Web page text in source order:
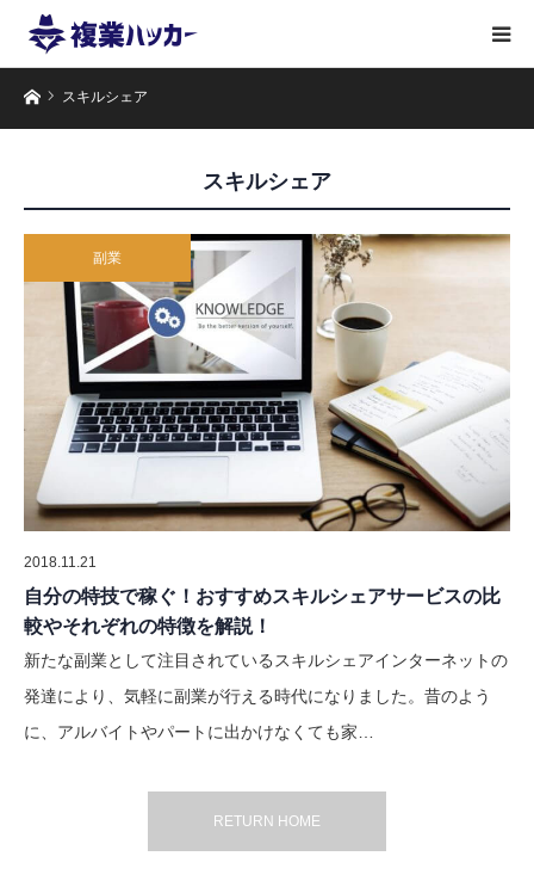
ホームスキルシェア
スキルシェア
副業
2018.11.21
自分の特技で稼ぐ！おすすめスキルシェアサービスの比
較やそれぞれの特徴を解説！
新たな副業として注目されているスキルシェアインターネットの
発達により、気軽に副業が行える時代になりました。昔のよう
に、アルバイトやパートに出かけなくても家…
RETURN HOME